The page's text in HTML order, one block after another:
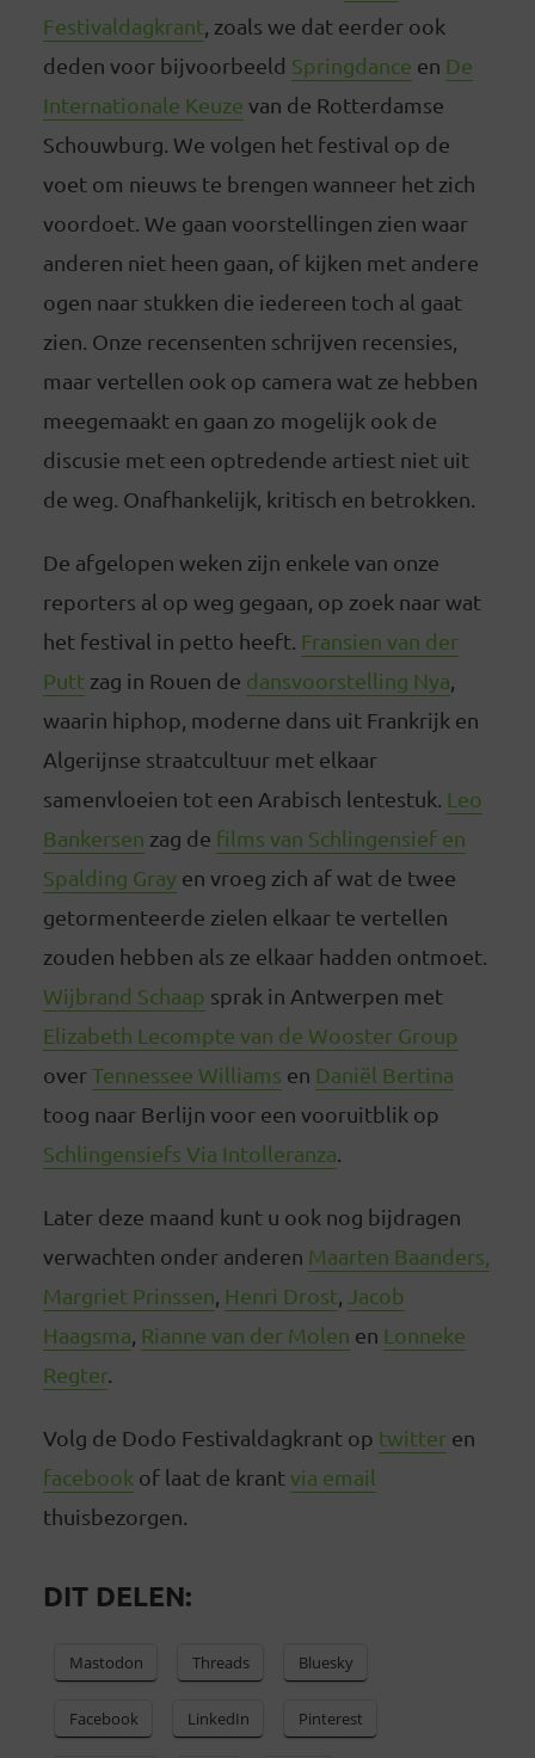
Festivaldagkrant, zoals we dat eerder ook
deden voor bijvoorbeeld Springdance en De
Internationale Keuze van de Rotterdamse
Schouwburg. We volgen het festival op de
voet om nieuws te brengen wanneer het zich
voordoet. We gaan voorstellingen zien waar
anderen niet heen gaan, of kijken met andere
ogen naar stukken die iedereen toch al gaat
zien. Onze recensenten schrijven recensies,
maar vertellen ook op camera wat ze hebben
meegemaakt en gaan zo mogelijk ook de
discusie met een optredende artiest niet uit
de weg. Onafhankelijk, kritisch en betrokken.
De afgelopen weken zijn enkele van onze
reporters al op weg gegaan, op zoek naar wat
het festival in petto heeft. Fransien van der
Puttzag in Rouen de dansvoorstelling Nya
waarin hiphop, moderne dans uit Frankrijk en
Algerijnse straatcultuur met elkaar
samenvloeien tot een Arabisch lentestuk. Leo
Bankersen zag de films van Schlingensief en
Spalding Grayen vroeg zich af wat de twee
getormenteerde zielen elkaar te vertellen
zouden hebben als ze elkaar hadden ontmoet.
Wijbrand Schaap sprak in Antwerpen met
Elizabeth Lecompte van de Wooster Group
overTennessee Williams en Daniël Bertina
toog naar Berlijn voor een vooruitblik op
Schlingensiefs Via Intolleranza
Later deze maand kunt u ook nog bijdragen
verwachten onder anderen Maarten Baanders,
Margriet Prinssen Henri Drost,
Jacob
Haagsma Rianne van der Molen en Lonneke
Regter.
Volg de Dodo Festivaldagkrant op twitteren
facebook of laat de krantvia email
thuisbezorgen.
DIT DELEN:
Mastodon Threads Bluesky
Facebook LinkedIn Pinterest